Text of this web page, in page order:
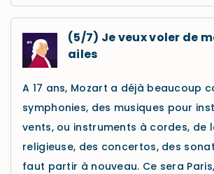
(5/7) Je veux voler de
ailes
A 17 ans, Mozart a déjà beaucoup
symphonies, des musiques pour
vents, ou instruments à cordes, de
religieuse, des concertos, des
faut partir à nouveau. Ce sera